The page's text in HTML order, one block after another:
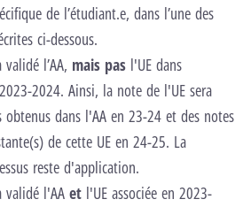
de l’étudiant.e, dans l’une des
ci-dessous.
l’AA, mais pas l'UE dans
2024. Ainsi, la note de l'UE sera
obtenus dans l'AA en 23-24 et des notes
de cette UE en 24-25. La
reste d'application.
validé l'AA et l'UE associée en 2023-